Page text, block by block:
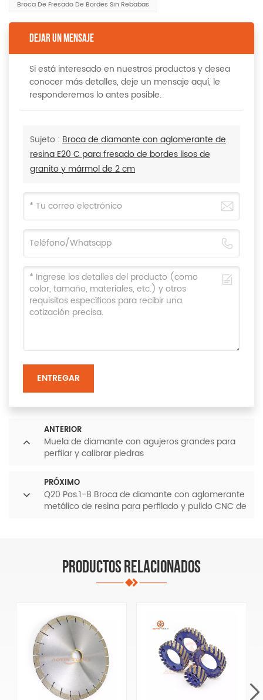
Broca De Fresado De Bordes Sin Rebabas
DEJAR UN MENSAJE
Si está interesado en nuestros productos y desea
conocer más detalles, deje un mensaje aquí, le
responderemos lo antes posible.
Sujeto : Broca de diamante con aglomerante de
resina E20 C para fresado de bordes lisos de
granito y mármol de 2 cm
ENTREGAR
ANTERIOR
Muela de diamante con agujeros grandes para
perfilar y calibrar piedras
PRÓXIMO
Q20 Pos.1-8 Broca de diamante con aglomerante
metálico de resina para perfilado y pulido CNC de
PRODUCTOS RELACIONADOS